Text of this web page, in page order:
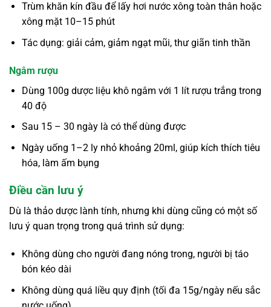
Trùm khăn kín đầu để lấy hơi nước xông toàn thân hoặc
xông mặt 10–15 phút
Tác dụng: giải cảm, giảm ngạt mũi, thư giãn tinh thần
Ngâm rượu
Dùng 100g dược liệu khô ngâm với 1 lít rượu trắng trong
40 độ
Sau 15 – 30 ngày là có thể dùng được
Ngày uống 1–2 ly nhỏ khoảng 20ml, giúp kích thích tiêu
hóa, làm ấm bụng
Điều cần lưu ý
Dù là thảo dược lành tính, nhưng khi dùng cũng có một số
lưu ý quan trọng trong quá trình sử dụng:
Không dùng cho người đang nóng trong, người bị táo
bón kéo dài
Không dùng quá liều quy định (tối đa 15g/ngày nếu sắc